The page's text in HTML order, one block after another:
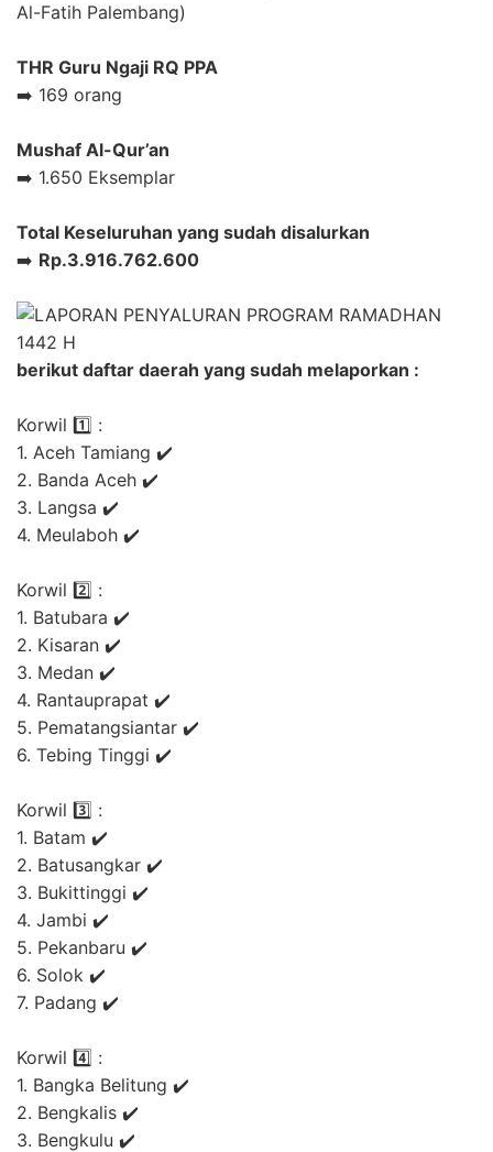
Al-Fatih Palembang)
THR Guru Ngaji RQ PPA
➡️ 169 orang
Mushaf Al-Qur’an
➡️ 1.650 Eksemplar
Total Keseluruhan yang sudah disalurkan
➡️ Rp.3.916.762.600
berikut daftar daerah yang sudah melaporkan :
Korwil 1️⃣ :
1. Aceh Tamiang ✔️
2. Banda Aceh ✔️
3. Langsa ✔️
4. Meulaboh ✔️
Korwil 2️⃣ :
1. Batubara ✔️
2. Kisaran ✔️
3. Medan ✔️
4. Rantauprapat ✔️
5. Pematangsiantar ✔️
6. Tebing Tinggi ✔️
Korwil 3️⃣ :
1. Batam ✔️
2. Batusangkar ✔️
3. Bukittinggi ✔️
4. Jambi ✔️
5. Pekanbaru ✔️
6. Solok ✔️
7. Padang ✔️
Korwil 4️⃣ :
1. Bangka Belitung ✔️
2. Bengkalis ✔️
3. Bengkulu ✔️